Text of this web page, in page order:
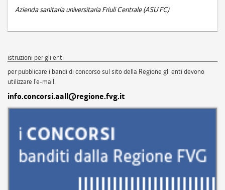
Azienda sanitaria universitaria Friuli Centrale (ASU FC)
istruzioni per gli enti
per pubblicare i bandi di concorso sul sito della Regione gli enti devono
utilizzare l'e-mail
info.concorsi.aall@regione.fvg.it